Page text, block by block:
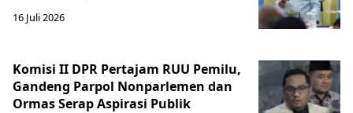
16 Juli 2026
Komisi II DPR Pertajam RUU Pemilu,
Gandeng Parpol Nonparlemen dan
Ormas Serap Aspirasi Publik